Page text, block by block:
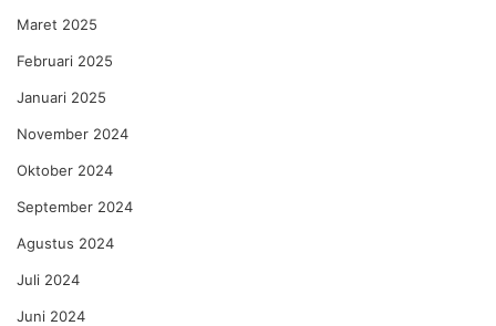
Maret 2025
Februari 2025
Januari 2025
November 2024
Oktober 2024
September 2024
Agustus 2024
Juli 2024
Juni 2024